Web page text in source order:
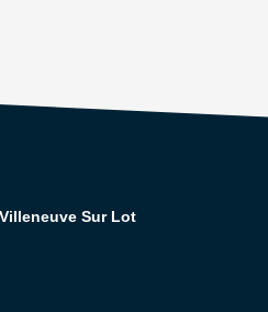
Sur Lot